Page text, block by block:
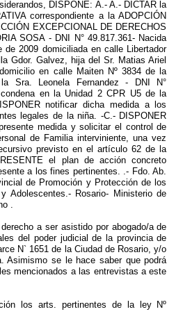
DISPONE: A.- A.- DICTAR la
correspondiente a la ADOPCIÓN
EXCEPCIONAL DE DERECHOS
SOSA - DNI N° 49.817.361- Nacida
de 2009 domiciliada en calle Libertador
Gdor. Galvez, hija del Sr. Matias Ariel
en calle Maiten Nº 3834 de la
Sra. Leonela Fernandez - DNI N°
en la Unidad 2 CPR U5 de la
notificar dicha medida a los
legales de la niña. -C.- DISPONER
medida y solicitar el control de
de Familia interviniente, una vez
previsto en el artículo 62 de la
el plan de acción concreto
a los fines pertinentes. .- Fdo. Ab.
de Promoción y Protección de los
Adolescentes.- Rosario- Ministerio de
.
a ser asistido por abogado/a de
del poder judicial de la provincia de
N` 1651 de la Ciudad de Rosario, y/o
Asimismo se le hace saber que podrá
mencionados a las entrevistas a este
los arts. pertinentes de la ley Nº